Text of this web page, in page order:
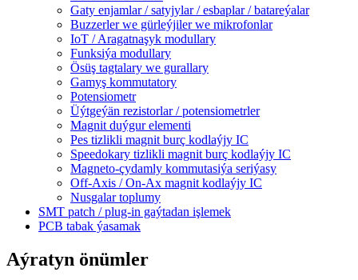
Gaty enjamlar / satyjylar / esbaplar / batareýalar
Buzzerler we gürleýjiler we mikrofonlar
IoT / Aragatnaşyk modullary
Funksiýa modullary
Ösüş tagtalary we gurallary
Gamyş kommutatory
Potensiometr
Üýtgeýän rezistorlar / potensiometrler
Magnit duýgur elementi
Pes tizlikli magnit burç kodlaýjy IC
Speedokary tizlikli magnit burç kodlaýjy IC
Magneto-çydamly kommutasiýa seriýasy
Off-Axis / On-Ax magnit kodlaýjy IC
Nusgalar toplumy
SMT patch / plug-in gaýtadan işlemek
PCB tabak ýasamak
Aýratyn önümler